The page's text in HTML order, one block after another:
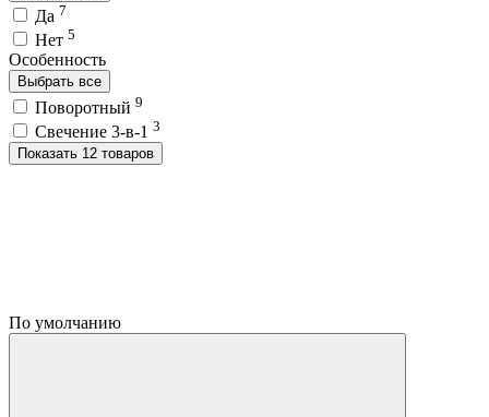
Да 7
Нет 5
Особенность
Выбрать все
Поворотный 9
Свечение 3-в-1 3
Показать 12 товаров
По умолчанию